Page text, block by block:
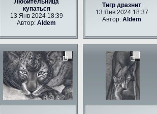
Любительница
купаться
13 Янв 2024 18:39
Автор:Aldem
Тигр дразнит
13 Янв 2024 18:37
Автор:Aldem